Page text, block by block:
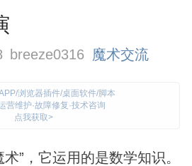
breeze0316 魔术交流
浏览器插件/桌面软件/脚本
营维护·故障修复·技术咨询
点我获取>
术”，它运用的是数学知识。